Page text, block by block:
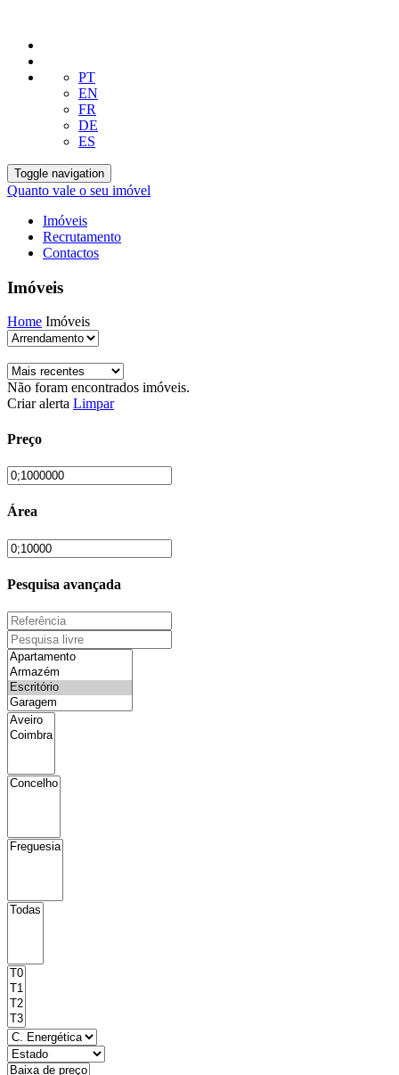
PT
EN
FR
DE
ES
Toggle navigation
Quanto vale o seu imóvel
Imóveis
Recrutamento
Contactos
Imóveis
Home Imóveis
Não foram encontrados imóveis.
Criar alerta Limpar
Preço
Área
Pesquisa avançada